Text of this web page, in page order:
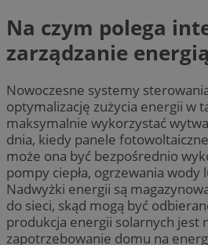
Na czym polega
zarządzanie
Nowoczesne systemy
optymalizację zużycia energii w
maksymalnie wykorzystać
dnia, kiedy panele
może ona być bezpośrednio
pompy ciepła, ogrzewania wody
Nadwyżki energii są
do sieci, skąd mogą być
produkcja energii solarnych jest
zapotrzebowanie domu na